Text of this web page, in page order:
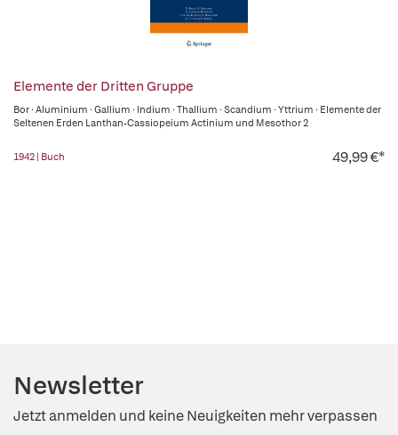
Elemente der Dritten Gruppe
Bor · Aluminium · Gallium · Indium · Thallium · Scandium · Yttrium · Elemente der
Seltenen Erden Lanthan-Cassiopeium Actinium und Mesothor 2
1942 | Buch 49,99 €*
Newsletter
Jetzt anmelden und keine Neuigkeiten mehr verpassen